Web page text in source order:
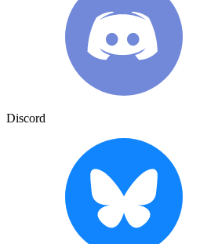
Discord